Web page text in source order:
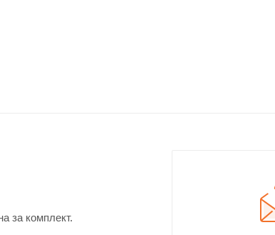
за комплект.